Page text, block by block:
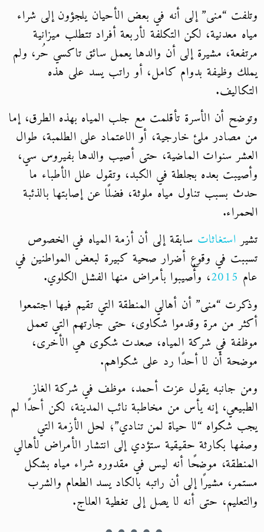
وتلفت “منى” إلى أنه في بعض الأحيان يلجؤون إلى شراء
مياه معدنية، لكن التكلفة لأربعة أفراد تتطلب ميزانية
مرتفعة، مشيرة إلى أن والدها يعمل سائق تاكسي حُر، ولم
يملك وظيفة بدوام كامل، أو راتب يسد على هذه
التكاليف.
وتوضح أن الأسرة تأقلمت مع جلب المياه بهذه الطرق، إما
من مصادر ملئ خارجية، أو الاعتماد على الطلمبة، طوال
العشر سنوات الماضية، حتى أصيب والدها بفيروس سي،
وأصيبت بعده بجلطة في الكبد، وتقول علل الأطباء ما
حدث بسبب تناول مياه ملوثة، فضلًا عن إصابتها بالذئبة
الحمراء.
تشيراستغاثات سابقة إلى أن أزمة المياه في الخصوص
تسببت في وقوع أضرار صحية كبيرة لبعض المواطنين في
عام 2015، وأُصيبوا بأمراض منها الفشل الكلوي.
وذكرت “منى” أن أهالي المنطقة التي تقيم فيها اجتمعوا
أكثر من مرة وقدموا شكاوى، حتى جارتهم التي تعمل
موظفة في شركة المياه، صعدت شكوى هي الأخرى،
موضحة أن لا أحدًا رد على شكواهم.
ومن جانبه يقول عزت أحمد، موظف في شركة الغاز
الطبيعي، إنه يأس من مخاطبة نائب المدينة، لكن أحدًا لم
يجب شكواه “لا حياة لمن تنادي”؛ لحل الأزمة التي
وصفها بكارثة حقيقية ستؤدي إلى انتشار الأمراض لأهالي
المنطقة، موضحًا أنه ليس في مقدوره شراء مياه بشكل
مستمر، مشيرًا إلى أن راتبه بالكاد يسد الطعام والشرب
والتعليم، حتى أنه لا يصل إلى تغطية العلاج.